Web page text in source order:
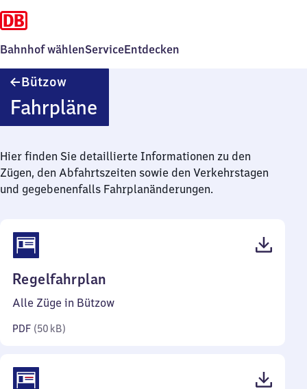
Bahnhof wählenServiceEntdecken
Bützow
Fahrpläne
Hier finden Sie detaillierte Informationen zu den
Zügen, den Abfahrtszeiten sowie den Verkehrstagen
und gegebenenfalls Fahrplanänderungen.
Regelfahrplan
50
Alle Züge in Bützow
PDF (50 kB)